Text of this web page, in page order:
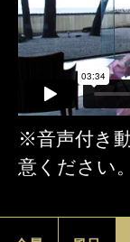
※音声付き
意ください。